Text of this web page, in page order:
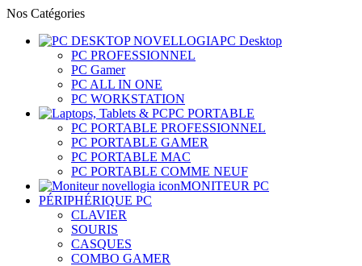
Nos Catégories
PC Desktop
PC PROFESSIONNEL
PC Gamer
PC ALL IN ONE
PC WORKSTATION
PC PORTABLE
PC PORTABLE PROFESSIONNEL
PC PORTABLE GAMER
PC PORTABLE MAC
PC PORTABLE COMME NEUF
MONITEUR PC
PÉRIPHÉRIQUE PC
CLAVIER
SOURIS
CASQUES
COMBO GAMER